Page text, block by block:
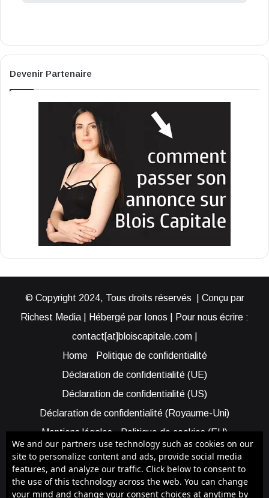
Devenir Partenaire
© Copyright 2024, Tous droits réservés | Conçu par
Richest Media | Hébergé par Ionos | Pour nous écrire :
contact[at]bloiscapitale.com |
Home
Politique de confidentialité
Déclaration de confidentialité (UE)
Déclaration de confidentialité (US)
Déclaration de confidentialité (Royaume-Uni)
Mentions légales
Politique de cookies (EU)
Cookie Policy (AUS)
Cookie Policy (US)
Qui sommes-nous ?
Participer à Blois Capitale
Bénéficier d’une assistance
We and our partners use technology such as cookies on our
site to personalize content and ads, provide social media
features, and analyze our traffic. Click below to consent to
the use of this technology across the web. You can change
your mind and change your consent choices at anytime by